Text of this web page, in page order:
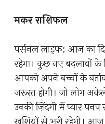
मकर राशिफल
पर्सनल लाइफ: आज का
रहेगा। कुछ नए बदलावों के
आपको अपने बच्चों के
ज़रूरत होगी। जो लोग
उनकी ज़िंदगी में प्यार पनप